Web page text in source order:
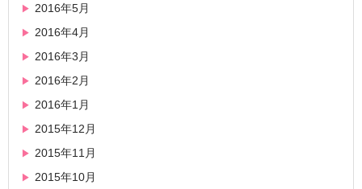
2016年5月
2016年4月
2016年3月
2016年2月
2016年1月
2015年12月
2015年11月
2015年10月